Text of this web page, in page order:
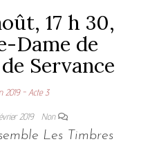
17 h 30,
Dame de
Servance
2019 - Acte 3
2019 Non
Les Timbres